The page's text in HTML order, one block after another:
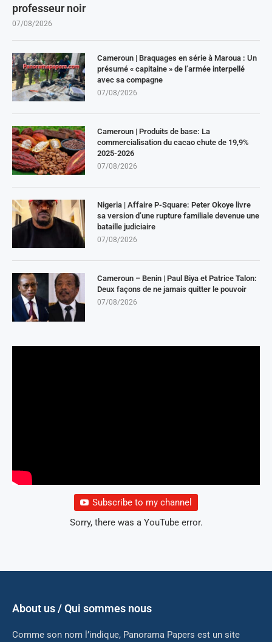
professeur noir
07/08/2026
Cameroun | Braquages en série à Maroua : Un
présumé « capitaine » de l’armée interpellé
avec sa compagne
07/08/2026
Cameroun | Produits de base: La
commercialisation du cacao chute de 19,9%
2025-2026
07/08/2026
Nigeria | Affaire P-Square: Peter Okoye livre
sa version d’une rupture familiale devenue une
bataille judiciaire
07/08/2026
Cameroun – Benin | Paul Biya et Patrice Talon:
Deux façons de ne jamais quitter le pouvoir
07/08/2026
Subscribe to my channel
Sorry, there was a YouTube error.
About us / Qui sommes nous
Comme son nom l’indique, Panorama Papers est un site